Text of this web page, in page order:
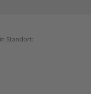
Standort: